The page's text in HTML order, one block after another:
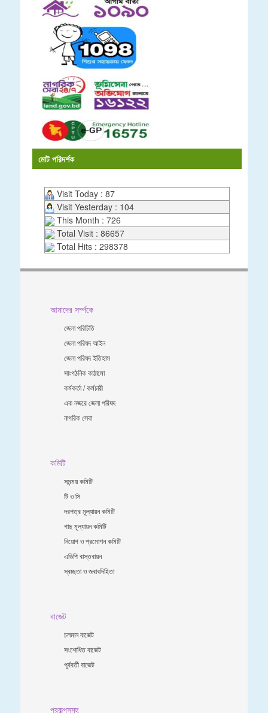
মোট পরিদর্শক
Visit Today : 87
Visit Yesterday : 104
This Month : 726
Total Visit : 86657
Total Hits : 298378
আমাদের সর্ম্পকে
জেলা পরিচিতি
জেলা পরিষদ আইন
জেলা পরিষদ ইতিহাস
সাংগঠনিক কাঠামো
কর্মকর্তা / কর্মচারী
এক নজরে জেলা পরিষদ
নাগরিক সেবা
কমিটি
সমন্ময় কমিটি
টি ও সি
দরপত্র মূল্যায়ন কমিটি
গাছ মূল্যায়ন কমিটি
নিয়োগ ও প্রমোশন কমিটি
এডিপি বাস্তবায়ন
স্বচ্ছতা ও জবাবদিহিতা
বাজেট
চলমান বাজেট
সংশোধিত বাজেট
পূর্ববর্তী বাজেট
প্রকল্পসমূহ